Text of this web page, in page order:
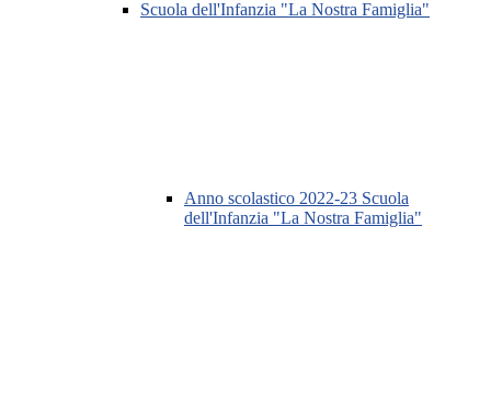
Scuola dell'Infanzia "La Nostra Famiglia"
Anno scolastico 2022-23 Scuola
dell'Infanzia "La Nostra Famiglia"